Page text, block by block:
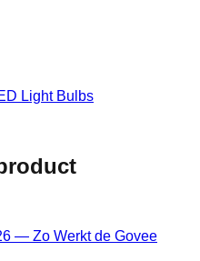
Light Bulbs
— Zo Werkt de Govee